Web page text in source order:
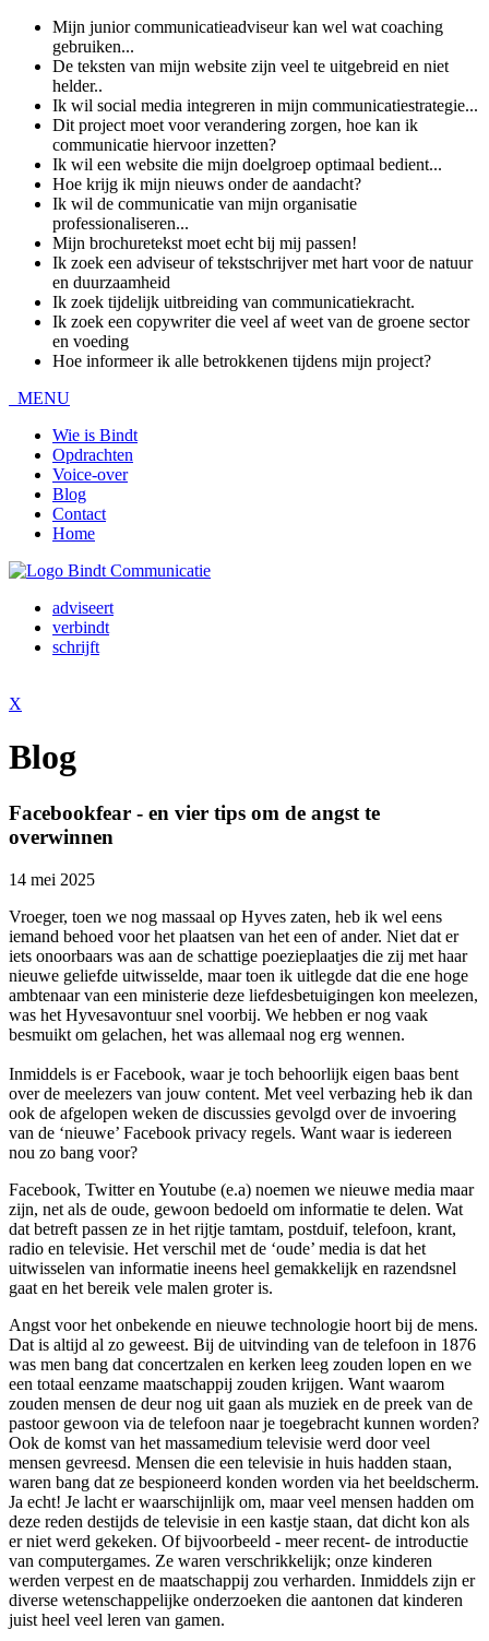
Mijn junior communicatieadviseur kan wel wat coaching
gebruiken...
De teksten van mijn website zijn veel te uitgebreid en niet
helder..
Ik wil social media integreren in mijn communicatiestrategie...
Dit project moet voor verandering zorgen, hoe kan ik
communicatie hiervoor inzetten?
Ik wil een website die mijn doelgroep optimaal bedient...
Hoe krijg ik mijn nieuws onder de aandacht?
Ik wil de communicatie van mijn organisatie
professionaliseren...
Mijn brochuretekst moet echt bij mij passen!
Ik zoek een adviseur of tekstschrijver met hart voor de natuur
en duurzaamheid
Ik zoek tijdelijk uitbreiding van communicatiekracht.
Ik zoek een copywriter die veel af weet van de groene sector
en voeding
Hoe informeer ik alle betrokkenen tijdens mijn project?
MENU
Wie is Bindt
Opdrachten
Voice-over
Blog
Contact
Home
adviseert
verbindt
schrijft
X
Blog
Facebookfear - en vier tips om de angst te
overwinnen
14 mei 2025
Vroeger, toen we nog massaal op Hyves zaten, heb ik wel eens
iemand behoed voor het plaatsen van het een of ander. Niet dat er
iets onoorbaars was aan de schattige poezieplaatjes die zij met haar
nieuwe geliefde uitwisselde, maar toen ik uitlegde dat die ene hoge
ambtenaar van een ministerie deze liefdesbetuigingen kon meelezen,
was het Hyvesavontuur snel voorbij. We hebben er nog vaak
besmuikt om gelachen, het was allemaal nog erg wennen.
Inmiddels is er Facebook, waar je toch behoorlijk eigen baas bent
over de meelezers van jouw content. Met veel verbazing heb ik dan
ook de afgelopen weken de discussies gevolgd over de invoering
van de ‘nieuwe’ Facebook privacy regels. Want waar is iedereen
nou zo bang voor?
Facebook, Twitter en Youtube (e.a) noemen we nieuwe media maar
zijn, net als de oude, gewoon bedoeld om informatie te delen. Wat
dat betreft passen ze in het rijtje tamtam, postduif, telefoon, krant,
radio en televisie. Het verschil met de ‘oude’ media is dat het
uitwisselen van informatie ineens heel gemakkelijk en razendsnel
gaat en het bereik vele malen groter is.
Angst voor het onbekende en nieuwe technologie hoort bij de mens.
Dat is altijd al zo geweest. Bij de uitvinding van de telefoon in 1876
was men bang dat concertzalen en kerken leeg zouden lopen en we
een totaal eenzame maatschappij zouden krijgen. Want waarom
zouden mensen de deur nog uit gaan als muziek en de preek van de
pastoor gewoon via de telefoon naar je toegebracht kunnen worden?
Ook de komst van het massamedium televisie werd door veel
mensen gevreesd. Mensen die een televisie in huis hadden staan,
waren bang dat ze bespioneerd konden worden via het beeldscherm.
Ja echt! Je lacht er waarschijnlijk om, maar veel mensen hadden om
deze reden destijds de televisie in een kastje staan, dat dicht kon als
er niet werd gekeken. Of bijvoorbeeld - meer recent- de introductie
van computergames. Ze waren verschrikkelijk; onze kinderen
werden verpest en de maatschappij zou verharden. Inmiddels zijn er
diverse wetenschappelijke onderzoeken die aantonen dat kinderen
juist heel veel leren van gamen.